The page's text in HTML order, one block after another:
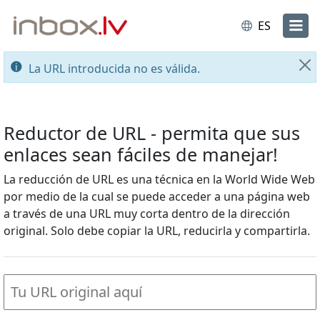
ES
La URL introducida no es válida.
Reductor de URL - permita que sus
enlaces sean fáciles de manejar!
La reducción de URL es una técnica en la World Wide Web
por medio de la cual se puede acceder a una página web
a través de una URL muy corta dentro de la dirección
original. Solo debe copiar la URL, reducirla y compartirla.